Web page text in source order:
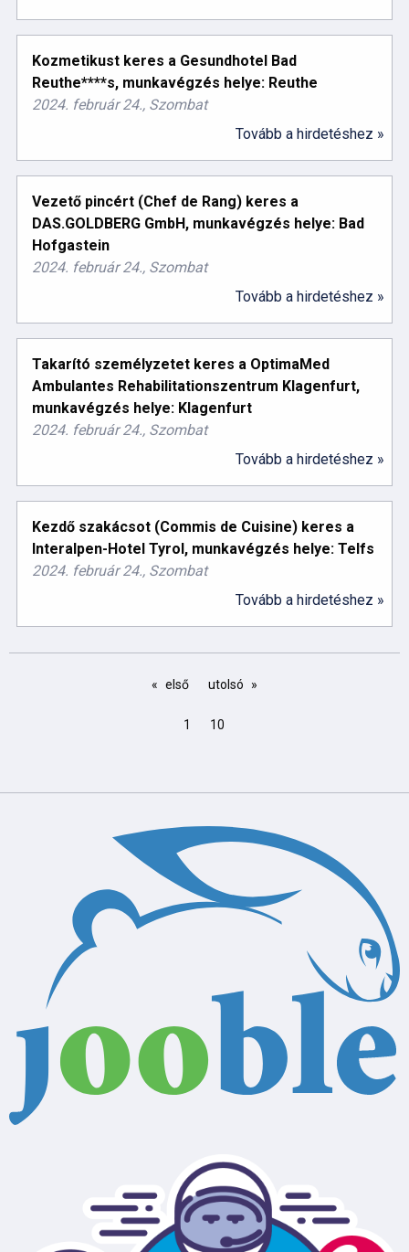
Kozmetikust keres a Gesundhotel Bad
Reuthe****s, munkavégzés helye: Reuthe
2024. február 24., Szombat
Tovább a hirdetéshez »
Vezető pincért (Chef de Rang) keres a
DAS.GOLDBERG GmbH, munkavégzés helye: Bad
Hofgastein
2024. február 24., Szombat
Tovább a hirdetéshez »
Takarító személyzetet keres a OptimaMed
Ambulantes Rehabilitationszentrum Klagenfurt,
munkavégzés helye: Klagenfurt
2024. február 24., Szombat
Tovább a hirdetéshez »
Kezdő szakácsot (Commis de Cuisine) keres a
Interalpen-Hotel Tyrol, munkavégzés helye: Telfs
2024. február 24., Szombat
Tovább a hirdetéshez »
első utolsó
1 10